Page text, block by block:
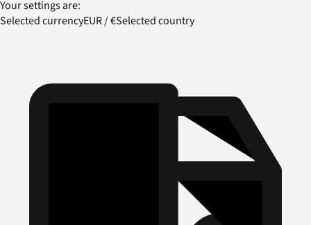
Your settings are:
Selected currencyEUR/€Selected country